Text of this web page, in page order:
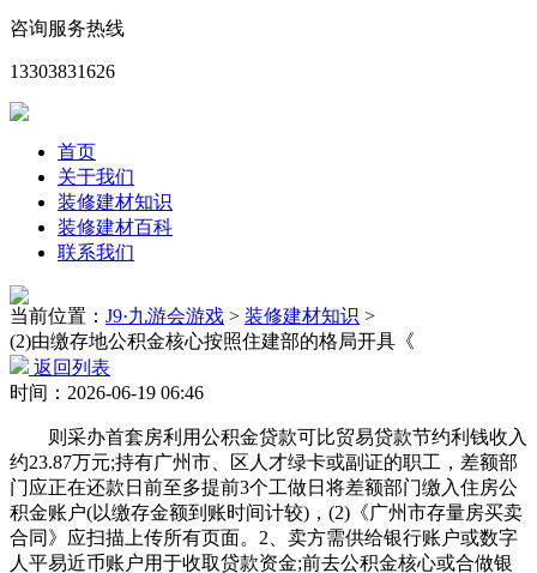
咨询服务热线
13303831626
首页
关于我们
装修建材知识
装修建材百科
联系我们
当前位置： J9·九游会游戏 > 装修建材知识 >
(2)由缴存地公积金核心按照住建部的格局开具《
返回列表
时间：2026-06-19 06:46
则采办首套房利用公积金贷款可比贸易贷款节约利钱收入
约23.87万元;持有广州市、区人才绿卡或副证的职工，差额部
门应正在还款日前至多提前3个工做日将差额部门缴入住房公
积金账户(以缴存金额到账时间计较)，(2)《广州市存量房买卖
合同》应扫描上传所有页面。2、卖方需供给银行账户或数字
人平易近币账户用于收取贷款资金;前去公积金核心或合做银